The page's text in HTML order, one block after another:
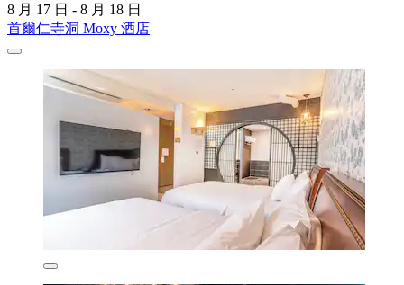
8 月 17 日 - 8 月 18 日
首爾仁寺洞 Moxy 酒店